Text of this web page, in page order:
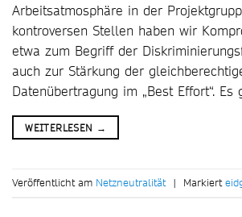
Arbeitsatmosphäre in der
kontroversen Stellen haben wir
etwa zum Begriff der
auch zur Stärkung der
Datenübertragung im „Best Effort“.
WEITERLESEN →
Veröffentlicht am Netzneutralität | Markiert